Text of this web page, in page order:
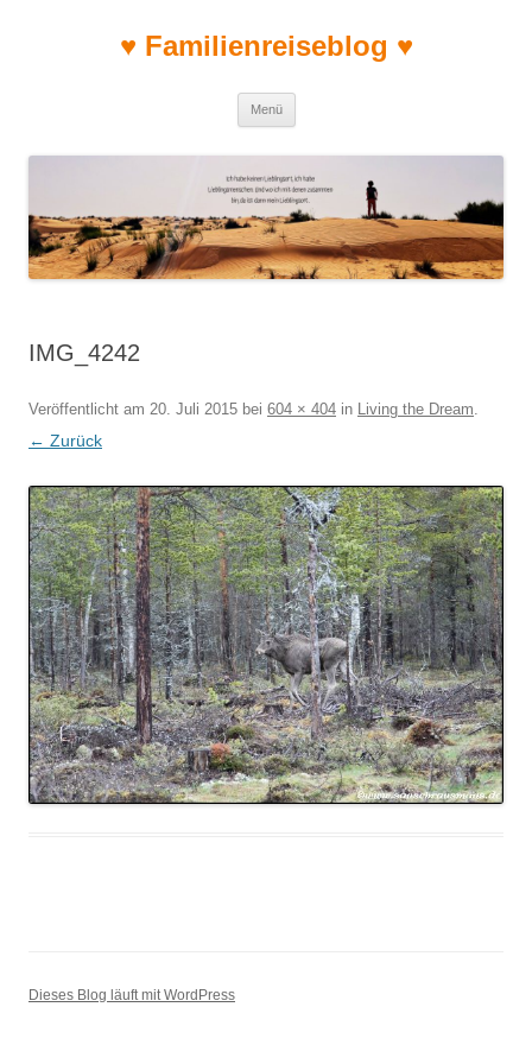
♥ Familienreiseblog ♥
Menü
IMG_4242
Veröffentlicht am 20. Juli 2015 bei 604 × 404 in Living the Dream.
← Zurück
Dieses Blog läuft mit WordPress